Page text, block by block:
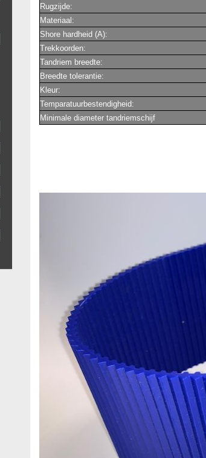
Rugzijde:
Materiaal:
Shore hardheid (A):
Trekkoorden:
Tandriem breedte:
Breedte tolerantie:
Kleur:
Temparatuurbestendigheid:
Minimale diameter tandriemschijf